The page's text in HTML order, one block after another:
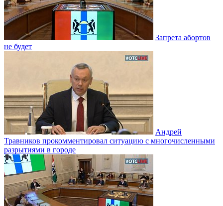
Запрета абортов
не будет
Андрей
Травников прокомментировал ситуацию с многочисленными
разрытиями в городе